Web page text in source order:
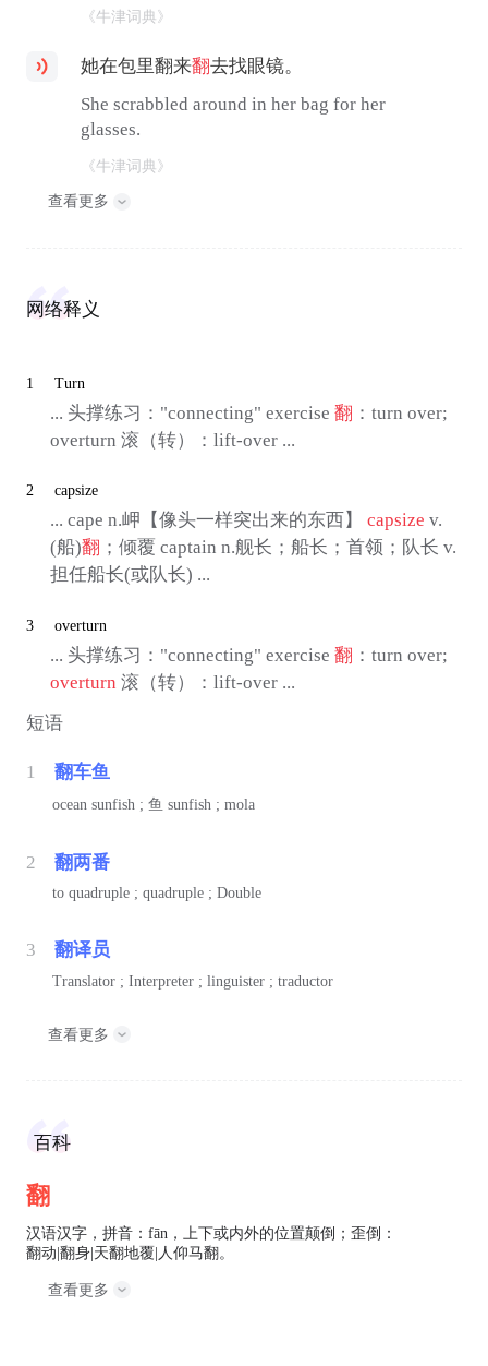
《牛津词典》
她在包里翻来翻去找眼镜。
She scrabbled around in her bag for her
glasses.
《牛津词典》
查看更多
网络释义
1 Turn
... 头撑练习："connecting" exercise 翻 ：turn over;
overturn 滚（转）：lift-over ...
2 capsize
... cape n.岬【像头一样突出来的东西】 capsize v.
(船)翻 ；倾覆 captain n.舰长；船长；首领；队长 v.
担任船长(或队长) ...
3 overturn
... 头撑练习："connecting" exercise 翻 ：turn over;
overturn 滚（转）：lift-over ...
短语
1 翻车鱼
ocean sunfish ; 鱼 sunfish ; mola
2 翻两番
to quadruple ; quadruple ; Double
3 翻译员
Translator ; Interpreter ; linguister ; traductor
查看更多
百科
翻
汉语汉字，拼音：fān，上下或内外的位置颠倒；歪倒：
翻动|翻身|天翻地覆|人仰马翻。
查看更多